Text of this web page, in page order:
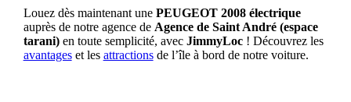
Louez dès maintenant une PEUGEOT 2008 électrique
auprès de notre agence de Agence de Saint André (espace
tarani)en toute semplicité, avec JimmyLoc! Découvrez les
avantageset les attractionsde l’île à bord de notre voiture.